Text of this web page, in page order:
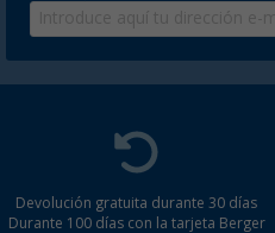
Devolución gratuita durante 30 días
Durante 100 días con la tarjeta Berger